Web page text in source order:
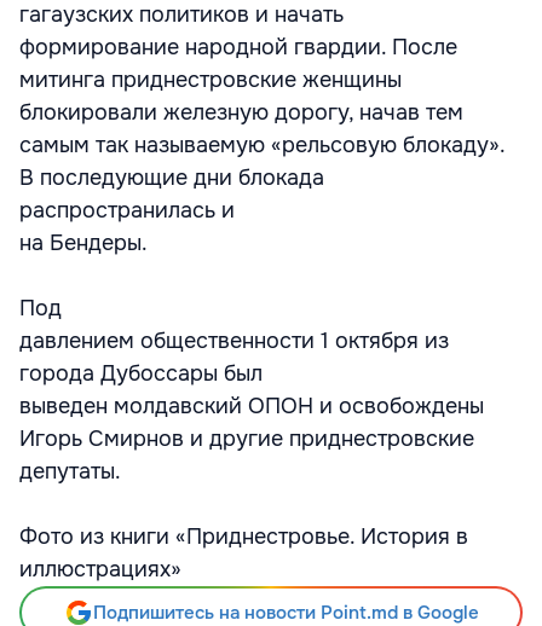
гагаузских политиков и начать
формирование народной гвардии. После
митинга приднестровские женщины
блокировали железную дорогу, начав тем
самым так называемую «рельсовую блокаду».
В последующие дни блокада
распространилась и
на Бендеры.
Под
давлением общественности 1 октября из
города Дубоссары был
выведен молдавский ОПОН и освобождены
Игорь Смирнов и другие приднестровские
депутаты.
Фото из книги «Приднестровье. История в
иллюстрациях»
Подпишитесь на новости Point.md в Google